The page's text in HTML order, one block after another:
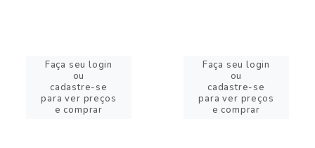
Faça seu login
ou
cadastre-se
para ver preços
e comprar
Faça seu login
ou
cadastre-se
para ver preços
e comprar